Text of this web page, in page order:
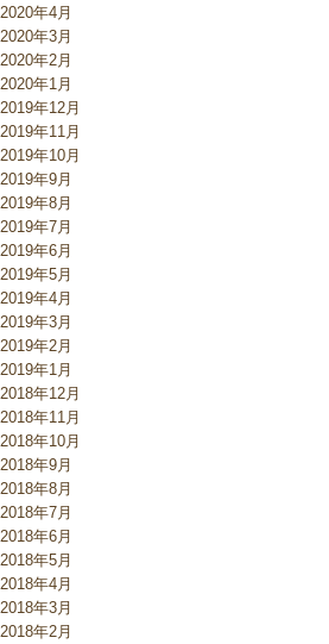
2020年4月
2020年3月
2020年2月
2020年1月
2019年12月
2019年11月
2019年10月
2019年9月
2019年8月
2019年7月
2019年6月
2019年5月
2019年4月
2019年3月
2019年2月
2019年1月
2018年12月
2018年11月
2018年10月
2018年9月
2018年8月
2018年7月
2018年6月
2018年5月
2018年4月
2018年3月
2018年2月